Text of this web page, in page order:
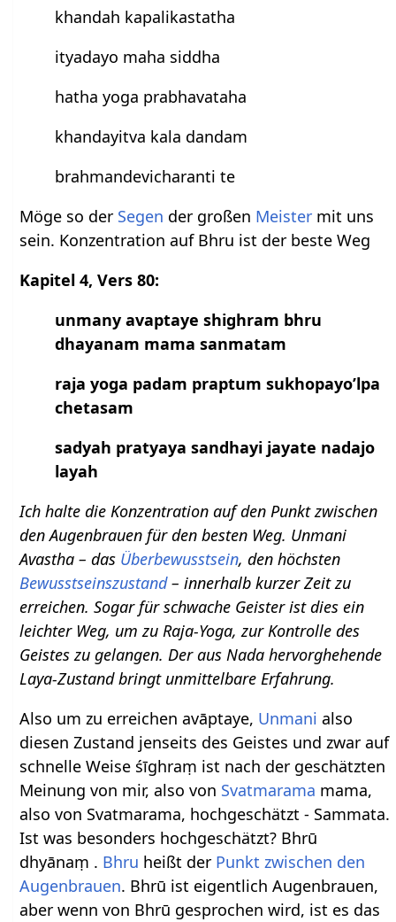
khandah kapalikastatha
ityadayo maha siddha
hatha yoga prabhavataha
khandayitva kala dandam
brahmandevicharanti te
Möge so der Segen der großen Meister mit uns
sein. Konzentration auf Bhru ist der beste Weg
Kapitel 4, Vers 80:
unmany avaptaye shighram bhru
dhayanam mama sanmatam
raja yoga padam praptum sukhopayo’lpa
chetasam
sadyah pratyaya sandhayi jayate nadajo
layah
Ich halte die Konzentration auf den Punkt zwischen
den Augenbrauen für den besten Weg. Unmani
Avastha – das Überbewusstsein, den höchsten
Bewusstseinszustand– innerhalb kurzer Zeit zu
erreichen. Sogar für schwache Geister ist dies ein
leichter Weg, um zu Raja-Yoga, zur Kontrolle des
Geistes zu gelangen. Der aus Nada hervorghehende
Laya-Zustand bringt unmittelbare Erfahrung.
Also um zu erreichen avāptaye, Unmani also
diesen Zustand jenseits des Geistes und zwar auf
schnelle Weise śīghraṃ ist nach der geschätzten
Meinung von mir, also von Svatmarama mama,
also von Svatmarama, hochgeschätzt - Sammata.
Ist was besonders hochgeschätzt? Bhrū
dhyānaṃ . Bhru heißt der Punkt zwischen den
Augenbrauen. Bhrū ist eigentlich Augenbrauen,
aber wenn von Bhrū gesprochen wird, ist es das